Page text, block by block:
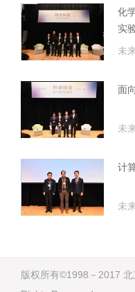
化
实
未
面
未
计
未
版权所有©1998－2017